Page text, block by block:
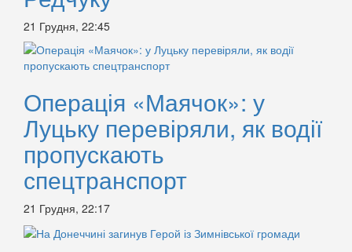
21 Грудня, 22:45
Операція «Маячок»: у
Луцьку перевіряли, як водії
пропускають
спецтранспорт
21 Грудня, 22:17